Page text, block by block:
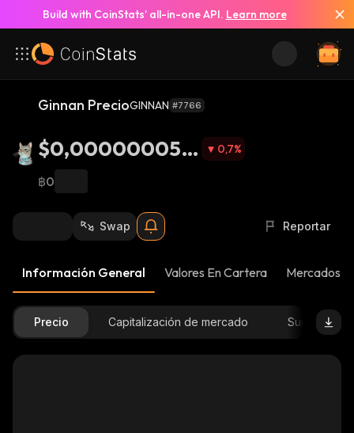
Build with CoinStats’ all-in-one API. Learn more
Ginnan PrecioGINNAN #7766
$0,0000000518
3
0,7%
฿0
Swap Reportar
Información General Valores En Cartera Mercados
Precio Capitalización de mercado Suministro